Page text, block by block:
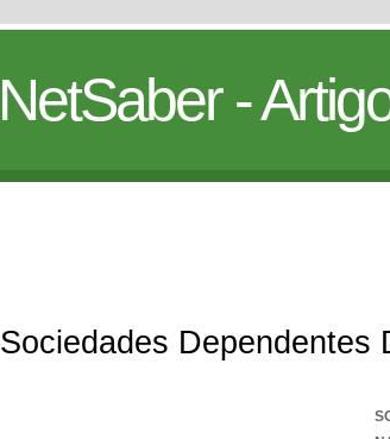
NetSaber -
Sociedades Dependentes